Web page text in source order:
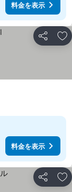
料金を表示
シェア お
料金を表示
シェア お